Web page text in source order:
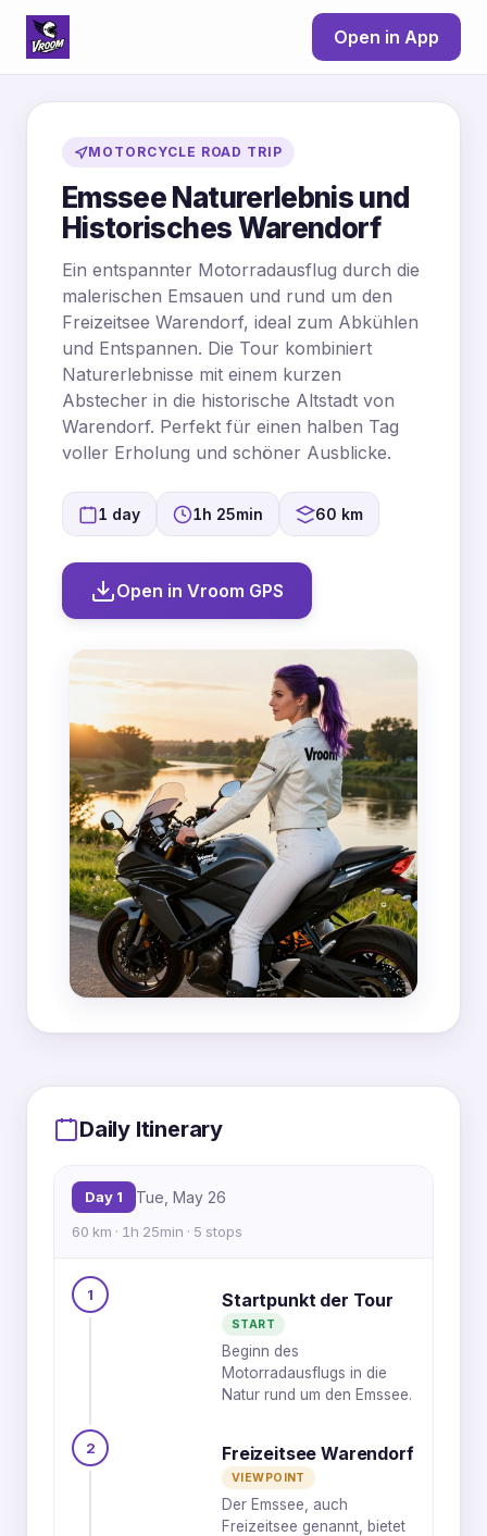
Open in App
MOTORCYCLE ROAD TRIP
Emssee Naturerlebnis und
Historisches Warendorf
Ein entspannter Motorradausflug durch die
malerischen Emsauen und rund um den
Freizeitsee Warendorf, ideal zum Abkühlen
und Entspannen. Die Tour kombiniert
Naturerlebnisse mit einem kurzen
Abstecher in die historische Altstadt von
Warendorf. Perfekt für einen halben Tag
voller Erholung und schöner Ausblicke.
1 day 1h 25min 60 km
Open in Vroom GPS
3
4
MapLibre|OpenFreeMap © OpenMapTilesData fromOpenStreetMap
Daily Itinerary
Day 1 Tue, May 26
60 km · 1h 25min · 5 stops
1 Startpunkt der Tour
START
Beginn des
Motorradausflugs in die
Natur rund um den Emssee.
2 Freizeitsee Warendorf
VIEWPOINT
Der Emssee, auch
Freizeitsee genannt, bietet